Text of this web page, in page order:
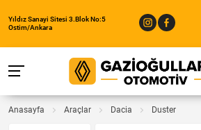
Yıldız Sanayi Sitesi 3.Blok No:5
Ostim/Ankara
Anasayfa Araçlar Dacia Duster